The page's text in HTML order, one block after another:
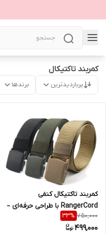
کمربند تاکتیکال
پربازدیدترین برندها
کمربند تاکتیکال کنفی
RangerCord با طراحی حرفه‌ای –
مناسب ماجراجویی
750,000
33%
499,000